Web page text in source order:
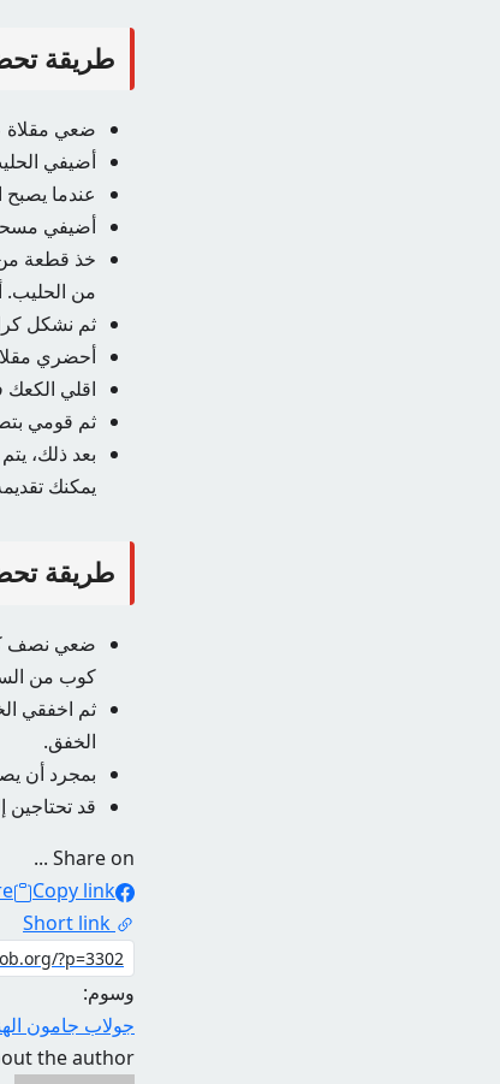
طريقة
ضعي مقلاة
أضيفي
عندما يصبح
أضيفي
خذ قطعة من
من
ثم نشكل
أحضري
اقلي الكعك
ثم قومي
بعد ذلك،
يمكنك
طريقة
ضعي نصف
كوب من
ثم اخفقي
الخفق.
بمجرد أن
قد تحتاجين
Share on ...
Copy link
Short link
وسوم:
جولاب جامون
the author